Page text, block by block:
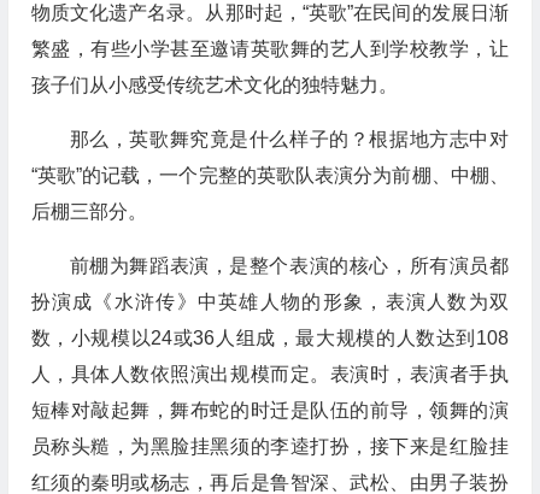
物质文化遗产名录。从那时起，“英歌”在民间的发展日渐
繁盛，有些小学甚至邀请英歌舞的艺人到学校教学，让
孩子们从小感受传统艺术文化的独特魅力。
那么，英歌舞究竟是什么样子的？根据地方志中对
“英歌”的记载，一个完整的英歌队表演分为前棚、中棚、
后棚三部分。
前棚为舞蹈表演，是整个表演的核心，所有演员都
扮演成《水浒传》中英雄人物的形象，表演人数为双
数，小规模以24或36人组成，最大规模的人数达到108
人，具体人数依照演出规模而定。表演时，表演者手执
短棒对敲起舞，舞布蛇的时迁是队伍的前导，领舞的演
员称头糙，为黑脸挂黑须的李逵打扮，接下来是红脸挂
红须的秦明或杨志，再后是鲁智深、武松、由男子装扮